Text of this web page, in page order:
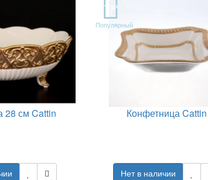
28 см Cattin
TOP
Популярный
Конфетница Cattin
Нет в наличии